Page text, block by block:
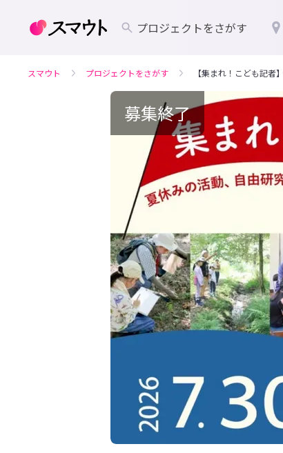
プロジェクトをさがす
スマウト プロジェクトをさがす 【集まれ！こども記者
募集終了